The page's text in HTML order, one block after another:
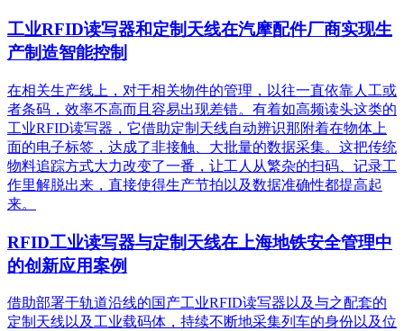
工业RFID读写器和定制天线在汽摩配件厂商实现生
产制造智能控制
在相关生产线上，对于相关物件的管理，以往一直依靠人工或
者条码，效率不高而且容易出现差错。有着如高频读头这类的
工业RFID读写器，它借助定制天线自动辨识那附着在物体上
面的电子标签，达成了非接触、大批量的数据采集。这把传统
物料追踪方式大力改变了一番，让工人从繁杂的扫码、记录工
作里解脱出来，直接使得生产节拍以及数据准确性都提高起
来。
RFID工业读写器与定制天线在上海地铁安全管理中
的创新应用案例
借助部署于轨道沿线的国产工业RFID读写器以及与之配套的
定制天线以及工业载码体，持续不断地采集列车的身份以及位